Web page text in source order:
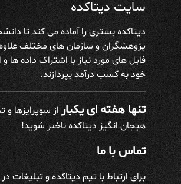
سایت دیتاکده
دیتاکده بستری را آماده می کند تا
پژوهشگران و سازمان های مختلف علاوه
فایل های مورد نیاز با اشتراک داده ها و
خود به کسب درآمد بپردازند.
تنها هفته ای یکباراز سوپرایزها و
هیجان انگیز دیتاکده باخبر شوید!
تماس با ما
برای ارتباط با تیم دیتاکده و تبلیغات